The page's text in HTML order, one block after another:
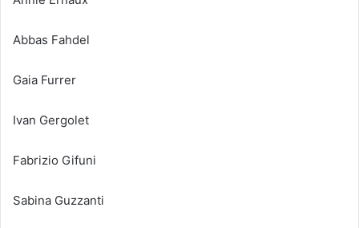
Abbas Fahdel
Gaia Furrer
Ivan Gergolet
Fabrizio Gifuni
Sabina Guzzanti